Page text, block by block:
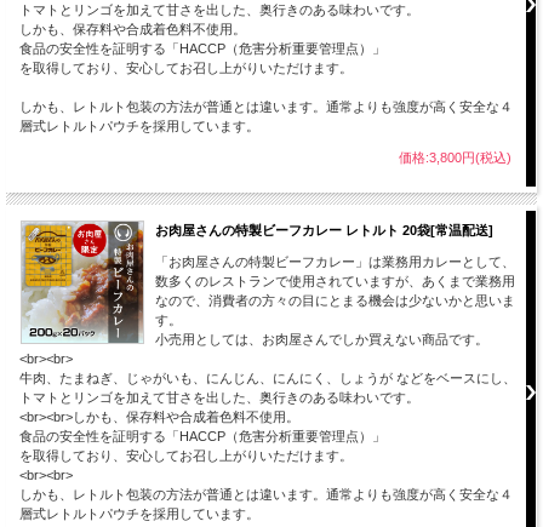
トマトとリンゴを加えて甘さを出した、奥行きのある味わいです。
しかも、保存料や合成着色料不使用。
食品の安全性を証明する「HACCP（危害分析重要管理点）」
を取得しており、安心してお召し上がりいただけます。
しかも、レトルト包装の方法が普通とは違います。通常よりも強度が高く安全な４
層式レトルトパウチを採用しています。
価格:3,800円(税込)
お肉屋さんの特製ビーフカレー レトルト 20袋[常温配送]
「お肉屋さんの特製ビーフカレー」は業務用カレーとして、
数多くのレストランで使用されていますが、あくまで業務用
なので、消費者の方々の目にとまる機会は少ないかと思いま
す。
小売用としては、お肉屋さんでしか買えない商品です。
<br><br>
牛肉、たまねぎ、じゃがいも、にんじん、にんにく、しょうが などをベースにし、
トマトとリンゴを加えて甘さを出した、奥行きのある味わいです。
<br><br>しかも、保存料や合成着色料不使用。
食品の安全性を証明する「HACCP（危害分析重要管理点）」
を取得しており、安心してお召し上がりいただけます。
<br><br>
しかも、レトルト包装の方法が普通とは違います。通常よりも強度が高く安全な４
層式レトルトパウチを採用しています。